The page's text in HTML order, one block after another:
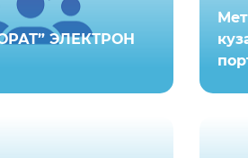
ЭЛЕКТРОН